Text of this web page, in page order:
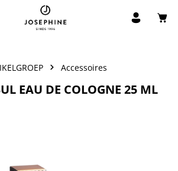
Accessoires
EAU DE COLOGNE 25 ML